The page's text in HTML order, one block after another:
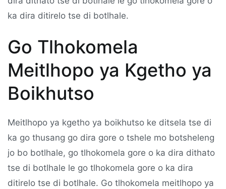
ka dira ditirelo tse di botlhale.
Go Tlhokomela
Meitlhopo ya Kgetho ya
Boikhutso
Meitlhopo ya kgetho ya boikhutso ke ditsela tse di
ka go thusang go dira gore o tshele mo botsheleng
jo bo botlhale, go tlhokomela gore o ka dira dithato
tse di botlhale le go tlhokomela gore o ka dira
ditirelo tse di botlhale. Go tlhokomela meitlhopo ya